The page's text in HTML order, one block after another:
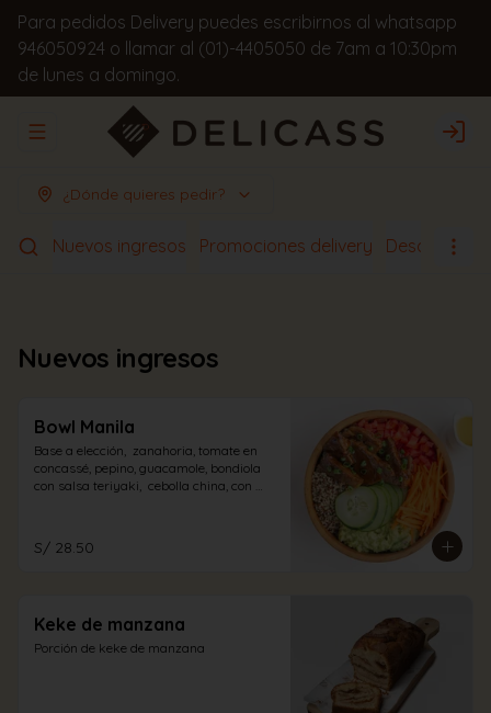
Para pedidos Delivery puedes escribirnos al whatsapp
946050924 o llamar al (01)-4405050 de 7am a 10:30pm
de lunes a domingo.
Abrir menu de navegación Login
¿Dónde quieres pedir?
Nuevos ingresos Promociones delivery Desayunos
Nuevos ingresos
Bowl Manila
Base a elección,  zanahoria, tomate en
concassé, pepino, guacamole, bondiola
con salsa teriyaki,  cebolla china, con
S/ 28.50
Keke de manzana
Porción de keke de manzana